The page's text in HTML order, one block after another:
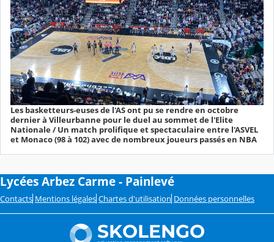
Les basketteurs-euses de l'AS ont pu se rendre en octobre
dernier à Villeurbanne pour le duel au sommet de l'Elite
Nationale / Un match prolifique et spectaculaire entre l'ASVEL
et Monaco (98 à 102) avec de nombreux joueurs passés en NBA
Lycées Arbez Carme - Painlevé
Contacts Mentions légales Chartes d'utilisation Données personnelles